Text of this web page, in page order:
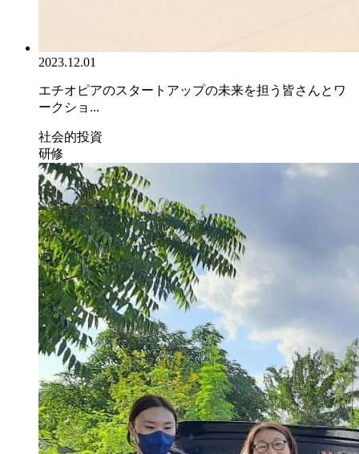
2023.12.01
エチオピアのスタートアップの未来を担う皆さんとワ
ークショ...
社会的投資
研修